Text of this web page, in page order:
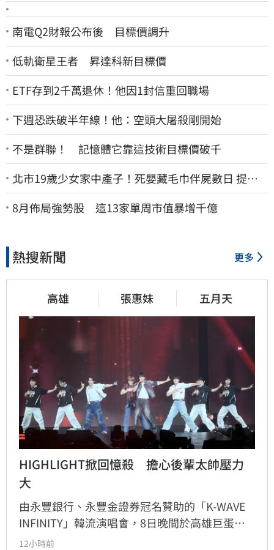
南電Q2財報公布後 目標價調升
低軌衛星王者 昇達科新目標價
ETF存到2千萬退休！他因1封信重回職場
下週恐跌破半年線！他：空頭大屠殺剛開始
不是群聯！ 記憶體它靠這技術目標價破千
北市19歲少女家中產子！死嬰藏毛巾伴屍數日 提袋
進派出所嚇壞警員
8月佈局強勢股 這13家單周市值暴增千億
熱搜新聞 更多
高雄 張惠妹 五月天
HIGHLIGHT掀回憶殺　擔心後輩太帥壓力
大
由永豐銀行、永豐金證券冠名贊助的「K-WAVE
INFINITY」韓流演唱會，8日晚間於高雄巨蛋熱
力開唱，集結NEWBEAT、FLARE U、CRAVITY、
12小時前